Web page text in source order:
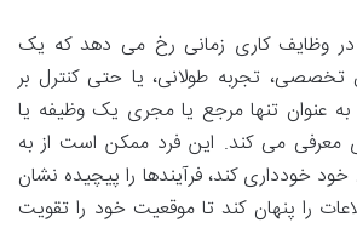
در وظایف کاری زمانی رخ می دهد که یک
تخصصی، تجربه طولانی، یا حتی کنترل بر
به عنوان تنها مرجع یا مجری یک وظیفه یا
معرفی می کند. این فرد ممکن است از به
خودداری کند، فرآیندها را پیچیده نشان
را پنهان کند تا موقعیت خود را تقویت